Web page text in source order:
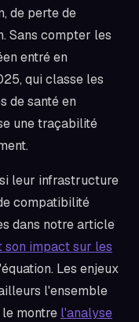
de perte de
Sans compter les
entré en
qui classe les
de santé en
une traçabilité
leur infrastructure
compatibilité
dans notre article
son impact sur les
Les enjeux
l'ensemble
montre l'analyse